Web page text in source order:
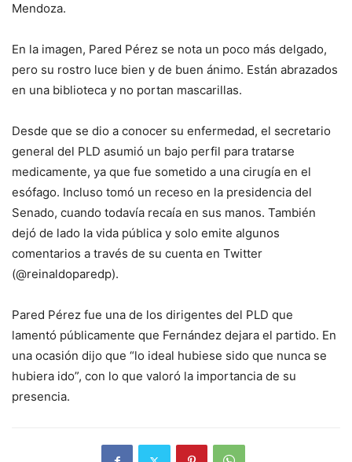
Mendoza.
En la imagen, Pared Pérez se nota un poco más delgado,
pero su rostro luce bien y de buen ánimo. Están abrazados
en una biblioteca y no portan mascarillas.
Desde que se dio a conocer su enfermedad, el secretario
general del PLD asumió un bajo perfil para tratarse
medicamente, ya que fue sometido a una cirugía en el
esófago. Incluso tomó un receso en la presidencia del
Senado, cuando todavía recaía en sus manos. También
dejó de lado la vida pública y solo emite algunos
comentarios a través de su cuenta en Twitter
(@reinaldoparedp).
Pared Pérez fue una de los dirigentes del PLD que
lamentó públicamente que Fernández dejara el partido. En
una ocasión dijo que “lo ideal hubiese sido que nunca se
hubiera ido”, con lo que valoró la importancia de su
presencia.